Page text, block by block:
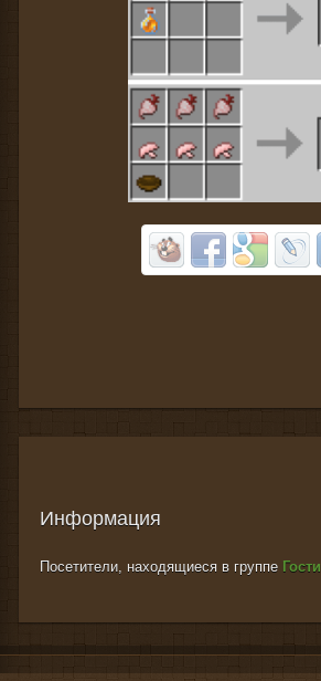
Информация
Посетители, находящиеся в группе Гости